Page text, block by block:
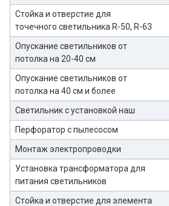
Стойка и отверстие для
точечного светильника R-50, R-63
Опускание светильников от
потолка на 20-40 см
Опускание светильников от
потолка на 40 см и более
Светильник с установкой наш
Перфоратор с пылесосом
Монтаж электропроводки
Установка трансформатора для
питания светильников
Стойка и отверстие для элемента